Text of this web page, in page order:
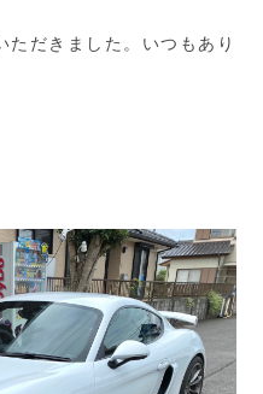
ただきました。いつもあり